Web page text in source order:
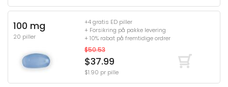
100 mg
20 piller
+4 gratis ED piller
+ Forsikring på pakke levering
+ 10% rabat på fremtidige ordrer
$50.53
$37.99
$1.90 pr pille